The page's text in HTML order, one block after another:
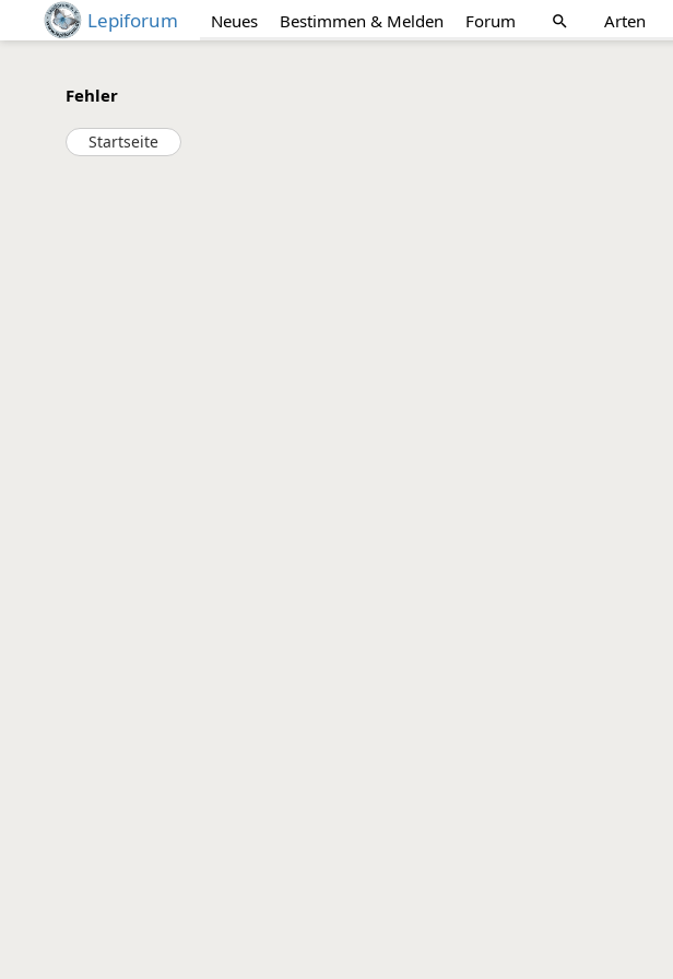
Lepiforum Neues Bestimmen & Melden Forum search Arten
Fehler
Startseite